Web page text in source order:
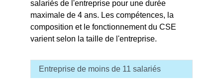
salariés de l'entreprise pour une durée
maximale de 4 ans. Les compétences, la
composition et le fonctionnement du CSE
varient selon la taille de l'entreprise.
Entreprise de moins de 11 salariés